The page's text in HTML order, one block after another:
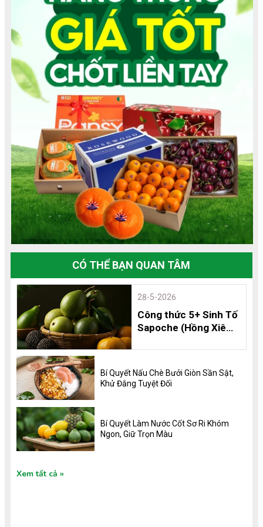
CÓ THỂ BẠN QUAN TÂM
28-5-2026
Công thức 5+ Sinh Tố
Sapoche (Hồng Xiêm)
Dưỡng và 8 Lợi Ích
Không Thể Bỏ Qua
Bí Quyết Nấu Chè Bưởi Giòn Sần Sật,
Khử Đắng Tuyệt Đối
Bí Quyết Làm Nước Cốt Sơ Ri Khóm
Ngon, Giữ Trọn Màu
Xem tất cả